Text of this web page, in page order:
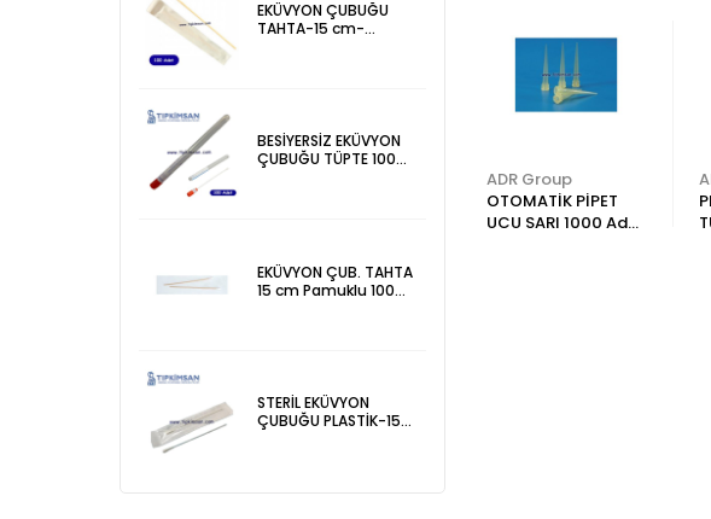
EKÜVYON ÇUBUĞU
Tekli 100 Adet
ADR Group
OTOMATİK PİPET
UCU SARI 1000 Adet
EKÜVYON ÇUBUĞU
TAHTA-15 cm-
BESİYERSİZ EKÜVYON
ÇUBUĞU TÜPTE 100
EKÜVYON ÇUB. TAHTA
15 cm Pamuklu 100
STERİL EKÜVYON
ÇUBUĞU PLASTİK-15